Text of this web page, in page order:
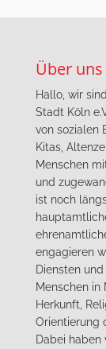
Über uns
Hallo, wir
Stadt Köln
von sozialen
Kitas,
Menschen
und
ist noch
engagieren
Diensten
Menschen
Herkunft,
Orientierung
Dabei haben